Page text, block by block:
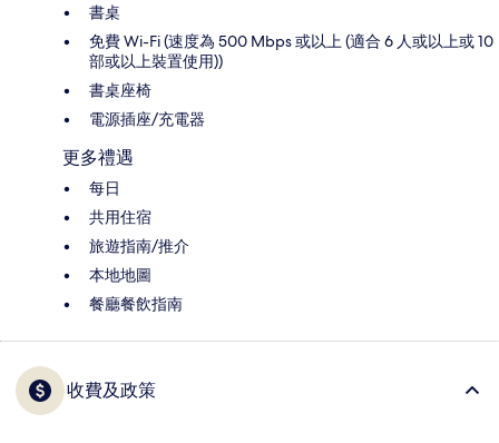
書桌
免費 Wi-Fi (速度為 500 Mbps 或以上 (適合 6 人或以上或 10
部或以上裝置使用))
書桌座椅
電源插座/充電器
更多禮遇
每日
共用住宿
旅遊指南/推介
本地地圖
餐廳餐飲指南
收費及政策